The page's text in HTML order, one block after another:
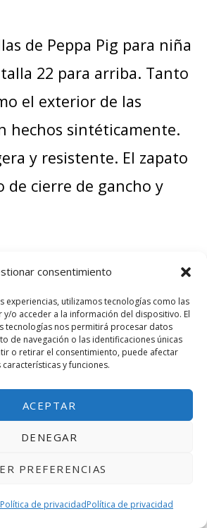
consentimiento
experiencias, utilizamos tecnologías como las
y/o acceder a la información del dispositivo. El
tecnologías nos permitirá procesar datos
de navegación o las identificaciones únicas
o retirar el consentimiento, puede afectar
y funciones.
ACEPTAR
DENEGAR
PREFERENCIAS
Política de privacidadPolítica de privacidad
de Peppa Pig para niña
22 para arriba. Tanto
el exterior de las
hechos sintéticamente.
y resistente. El zapato
de cierre de gancho y
productos.
TAMBIÉN TE GUSTE